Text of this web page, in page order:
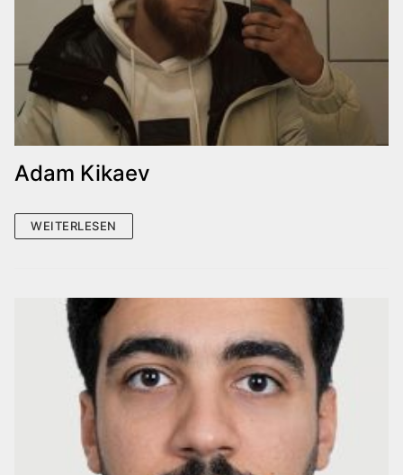
Adam Kikaev
WEITERLESEN